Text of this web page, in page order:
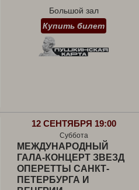
Большой зал
Купить билет
12 СЕНТЯБРЯ 19:00
Суббота
МЕЖДУНАРОДНЫЙ
ГАЛА-КОНЦЕРТ ЗВЕЗД
ОПЕРЕТТЫ САНКТ-
ПЕТЕРБУРГА И